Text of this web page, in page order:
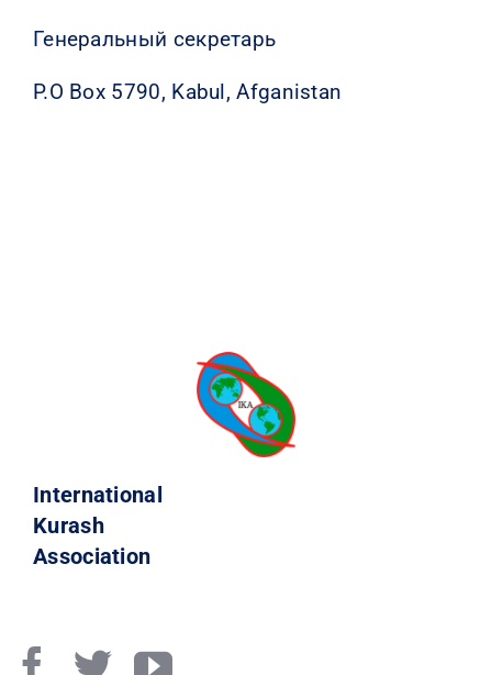
Генеральный секретарь
P.O Box 5790, Kabul, Afganistan
International
Kurash
Association